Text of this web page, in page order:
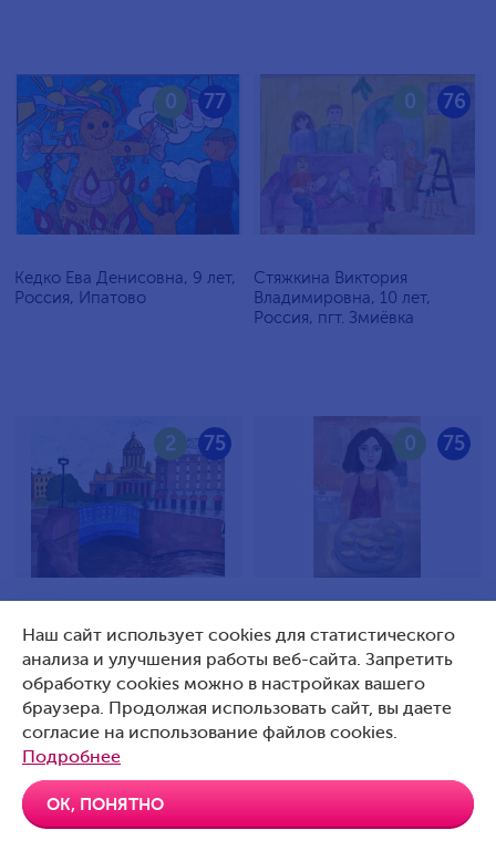
77
0
Кедко Ева Денисовна, 9 лет,
Россия, Ипатово
76
0
Стяжкина Виктория
Владимировна, 10 лет,
Россия, пгт. Змиёвка
75
2
9 лет, Россия, Санкт-
Петербург
75
0
Александровна, 10 лет,
Россия, Г. Подольск
75
0 75
0
Наш сайт использует cookies для статистического
анализа и улучшения работы веб-сайта. Запретить
обработку cookies можно в настройках вашего
браузера. Продолжая использовать сайт, вы даете
согласие на использование файлов cookies.
Подробнее
ОК, ПОНЯТНО